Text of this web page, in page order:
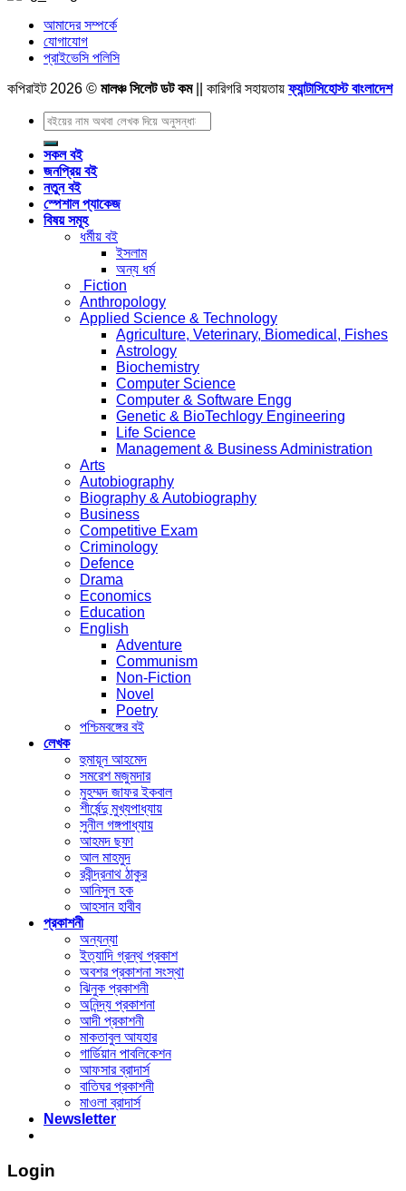
আমাদের সম্পর্কে
যোগাযোগ
প্রাইভেসি পলিসি
কপিরাইট 2026 © মালঞ্চ সিলেট ডট কম|| কারিগরি সহায়তায়ফ্যান্টাসিহোস্ট বাংলাদেশ
Search
for:
সকল বই
জনপ্রিয় বই
নতুন বই
স্পেশাল প্যাকেজ
বিষয় সমূহ
ধর্মীয় বই
ইসলাম
অন্য ধর্ম
Fiction
Anthropology
Applied Science & Technology
Agriculture, Veterinary, Biomedical, Fishes
Astrology
Biochemistry
Computer Science
Computer & Software Engg
Genetic & BioTechlogy Engineering
Life Science
Management & Business Administration
Arts
Autobiography
Biography & Autobiography
Business
Competitive Exam
Criminology
Defence
Drama
Economics
Education
English
Adventure
Communism
Non-Fiction
Novel
Poetry
পশ্চিমবঙ্গের বই
লেখক
হুমায়ূন আহমেদ
সমরেশ মজুমদার
মুহম্মদ জাফর ইকবাল
শীর্ষেন্দু মুখ্যপাধ্যায়
সুনীল গঙ্গপাধ্যায়
আহমদ ছফা
আল মাহমুদ
রবীন্দ্রনাথ ঠাকুর
আনিসুল হক
আহসান হাবীব
প্রকাশনী
অন্যন্যা
ইত্যাদি গ্রন্থ প্রকাশ
অবশর প্রকাশনা সংস্থা
ঝিনুক প্রকাশনী
অনিন্দ্য প্রকাশনা
আদী প্রকাশনী
মাকতাবুল আযহার
গার্ডিয়ান পাবলিকেশন
আফসার ব্রাদার্স
বাতিঘর প্রকাশনী
মাওলা ব্রাদার্স
Newsletter
Login